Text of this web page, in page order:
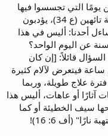
يومًا التي تجسسوا فيها
الأرض يبقون أربعين عامًا في البريّة تائهين (ع 34)، يؤدبون
أحدنا: أليس في هذا
عن اليوم الواحد؟
قائلاً: [إن كان
فيتعرض لآلام كثيرة
علاج طويلة، وربما
أو عاهات، أليس هذا
سيف الخطيئة أو كما
(أف 6: 16)!